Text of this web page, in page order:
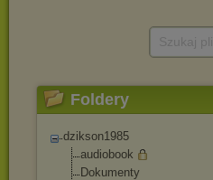
Foldery
dzikson1985
audiobook
Dokumenty